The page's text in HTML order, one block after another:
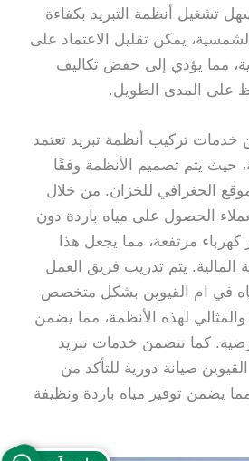
تشغيل أنظمة التبريد بكفاءة
يمكن تقليل الاعتماد على
مما يؤدي إلى خفض تكاليف
على المدى الطويل.
خدمات تركيب أنظمة تبريد تعتمد
حيث يتم تصميم الأنظمة وفقًا
الجغرافي للخزان. من خلال
الحصول على مياه باردة دون
كهرباء مرتفعة، مما يجعل هذا
المالية. يتم تدريب فريق العمل
في ام القيوين بشكل متخصص
لهذه الأنظمة، مما يضمن
كما تتضمن خدمات تبريد
صيانة دورية للتأكد من
يضمن توفير مياه باردة ونظيفة